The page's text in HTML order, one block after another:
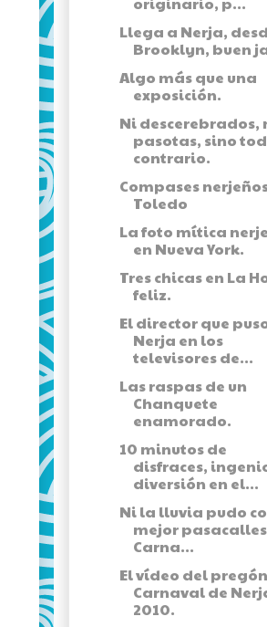
Llega a Nerja,
Brooklyn, buen
Algo más que una
exposición.
Ni descerebrados,
pasotas, sino
contrario.
Compases
Toledo
La foto mítica
en Nueva York.
Tres chicas en La
feliz.
El director que
Nerja en los
televisores de...
Las raspas de un
Chanquete
enamorado.
10 minutos de
disfraces,
diversión en el...
Ni la lluvia pudo
mejor
Carna...
El vídeo del
Carnaval de
2010.